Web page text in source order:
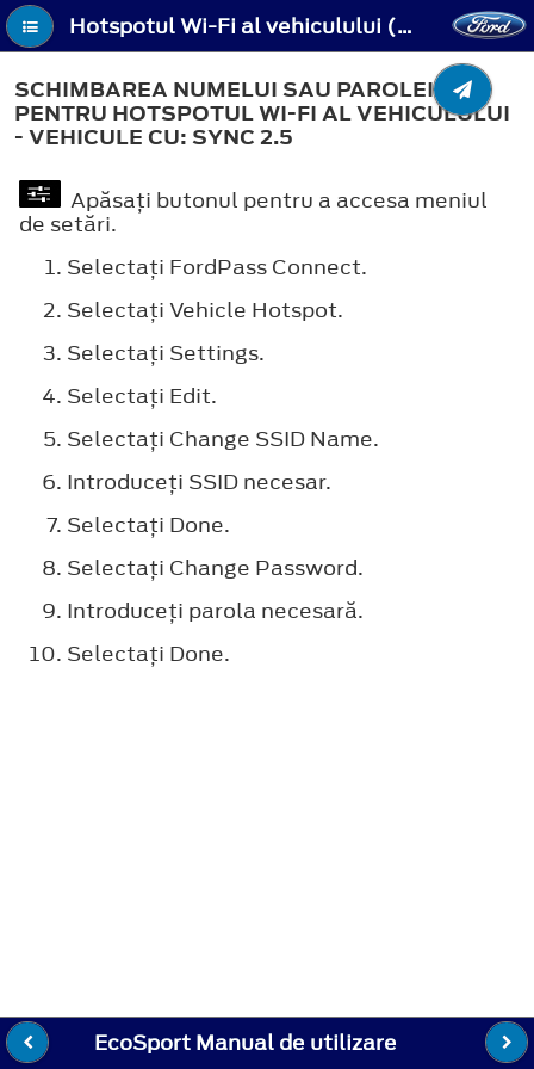
Hotspotul Wi-Fi al vehiculului (dacă este prevăzut) - Schimbarea numelui sau parolei pentru hotspotul Wi-Fi al vehiculului - Vehicule cu: SYNC 2.5
SCHIMBAREA NUMELUI SAU PAROLEI
PENTRU HOTSPOTUL WI-FI AL VEHICULULUI
- VEHICULE CU: SYNC 2.5
Apăsaţi butonul pentru a accesa meniul
de setări.
Selectaţi FordPass Connect.
Selectaţi Vehicle Hotspot.
Selectaţi Settings.
Selectaţi Edit.
Selectaţi Change SSID Name.
Introduceţi SSID necesar.
Selectaţi Done.
Selectaţi Change Password.
Introduceţi parola necesară.
Selectaţi Done.
EcoSport Manual de utilizare